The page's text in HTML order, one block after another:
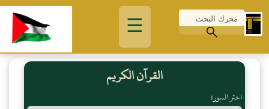
☰
القرآن الكريم
اختر السورة